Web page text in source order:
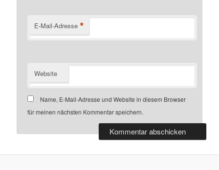
E-Mail-Adresse *
Website
Name, E-Mail-Adresse und Website in diesem Browser
für meinen nächsten Kommentar speichern.